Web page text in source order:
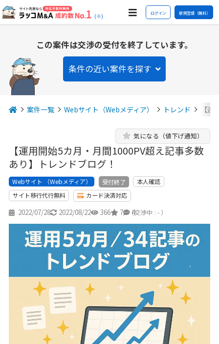
(※) ログイン 新規登録（無料）
この案件は交渉の受付を終了しています。
条件の近い案件を探す
案件一覧 Webサイト（Webメディア） トレンド 【
【運用開始5カ月・月間1000PV超え記事多数
あり】トレンドブログ！
気になる（値下げ通知）
Webサイト （Webメディア） 受付終了
本人確認
サイト移行代行無料
カード決済対応
2022/07/28 2022/08/22 366 7 4
（交渉中 : - ）